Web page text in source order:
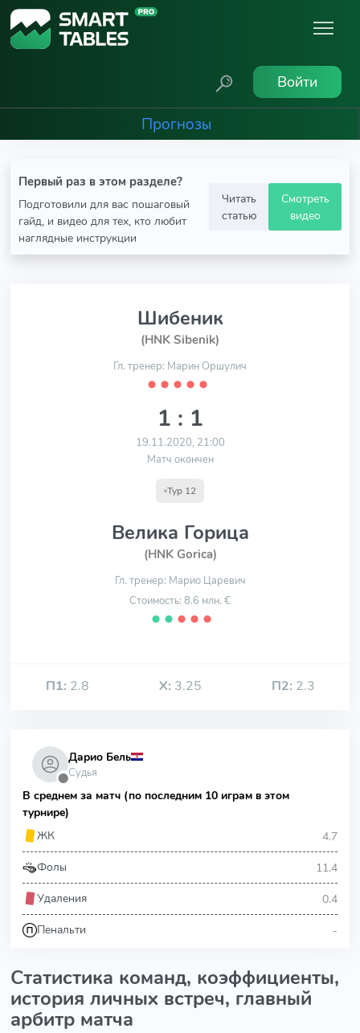
Войти
Прогнозы
Первый раз в этом разделе?
Подготовили для вас пошаговый
гайд, и видео для тех, кто любит
наглядные инструкции
Читать
статью
Смотреть
видео
Шибеник
(HNK Sibenik)
Гл. тренер: Марин Оршулич
⬤ ⬤ ⬤ ⬤ ⬤
1 : 1
19.11.2020, 21:00
Матч окончен
Тур 12
Велика Горица
(HNK Gorica)
Гл. тренер: Марио Царевич
Стоимость: 8.6 млн. €
⬤ ⬤ ⬤ ⬤ ⬤
П1: 2.8 Х: 3.25 П2: 2.3
⬤
Дарио Бель
Судья
В среднем за матч (по последним 10 играм в этом
турнире)
ЖК
4.7
Фолы 11.4
Удаления 0.4
Пенальти -
Статистика команд, коэффициенты,
история личных встреч, главный
арбитр матча